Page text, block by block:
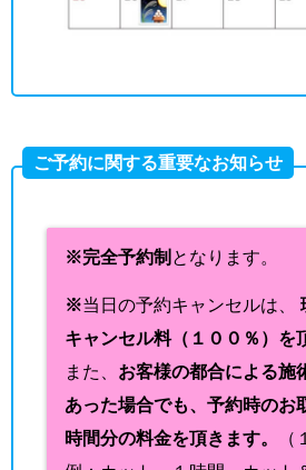
ご予約に関する重要なお知らせ
※完全予約制 となります。
※当日の予約キャンセルは、
キャンセル料（１００％）を
また、 お客様の都合による施
あった場合でも、予約時のお
時間分の料金を頂きます。